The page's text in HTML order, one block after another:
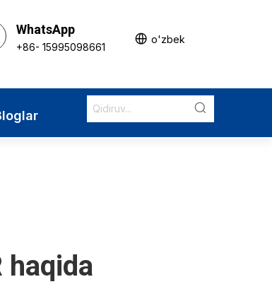
WhatsApp
+86- 15995098661
o'zbek
haqida